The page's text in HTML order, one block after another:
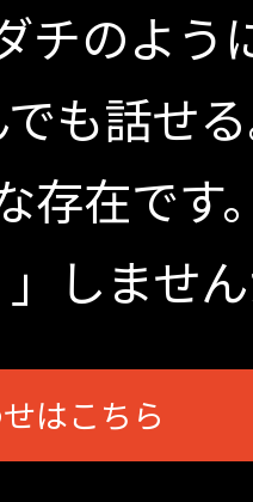
チのよう
も話せ
存在です
しませ
はこちら